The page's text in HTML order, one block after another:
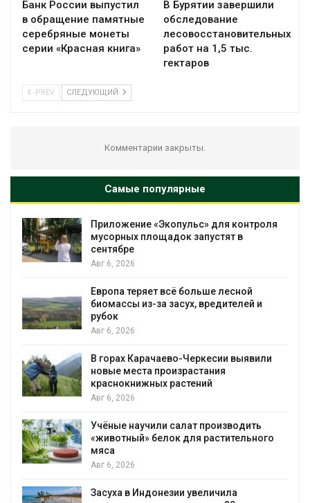
Банк России выпустил
в обращение памятные
серебряные монеты
серии «Красная книга»
В Бурятии завершили
обследование
лесовосстановительных
работ на 1,5 тыс.
гектаров
PREV СЛЕДУЮЩИЙ
Комментарии закрыты.
Самые популярные
Приложение «Экопульс» для контроля
мусорных площадок запустят в
сентябре
Авг 6, 2026
Европа теряет всё больше лесной
биомассы из-за засух, вредителей и
рубок
Авг 6, 2026
В горах Карачаево-Черкесии выявили
новые места произрастания
краснокнижных растений
Авг 6, 2026
Учёные научили салат производить
«животный» белок для растительного
мяса
Авг 6, 2026
Засуха в Индонезии увеличила